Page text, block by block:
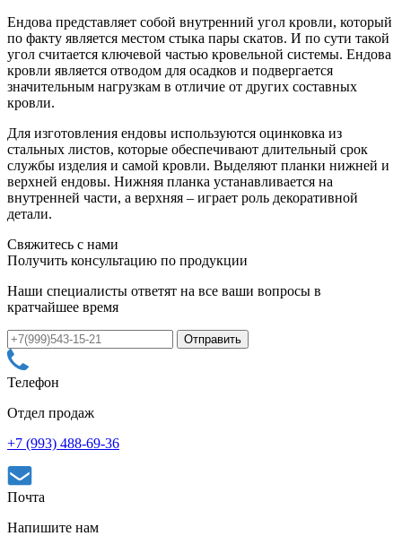
Ендова представляет собой внутренний угол кровли, который
по факту является местом стыка пары скатов. И по сути такой
угол считается ключевой частью кровельной системы. Ендова
кровли является отводом для осадков и подвергается
значительным нагрузкам в отличие от других составных
кровли.
Для изготовления ендовы используются оцинковка из
стальных листов, которые обеспечивают длительный срок
службы изделия и самой кровли. Выделяют планки нижней и
верхней ендовы. Нижняя планка устанавливается на
внутренней части, а верхняя – играет роль декоративной
детали.
Свяжитесь с нами
Получить консультацию по продукции
Наши специалисты ответят на все ваши вопросы в
кратчайшее время
Телефон
Отдел продаж
+7 (993) 488-69-36
Почта
Напишите нам